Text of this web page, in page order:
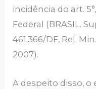
incidência do art.
Federal (BRASIL.
461.366/DF, Rel.
2007).
A despeito disso,